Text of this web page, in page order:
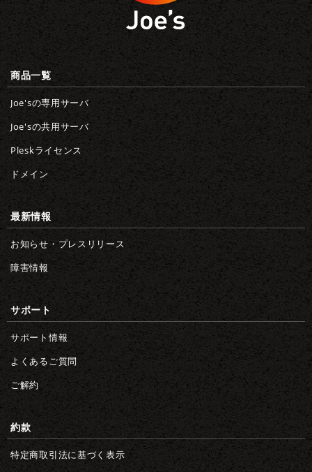
商品一覧
Joe'sの専用サーバ
Joe'sの共用サーバ
Pleskライセンス
ドメイン
最新情報
お知らせ・プレスリリース
障害情報
サポート
サポート情報
よくあるご質問
ご解約
約款
特定商取引法に基づく表示